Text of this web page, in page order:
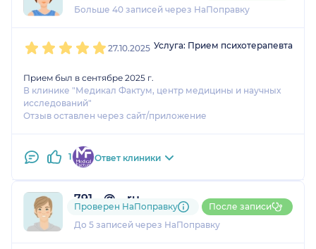
Клинику выбирала по
доктора - по дате записи,
удачно совпали. Прием
прошел без проблем,
несмотря на мое
небольшое опоздание.
Больше 40 записей через НаПоправку
27.10.2025 Услуга: Прием психотерапевта
Прием был в сентябре 2025 г.
В клинике "Медикал Фактум, центр медицины и научных
исследований"
Отзыв оставлен через сайт/приложение
1 Ответ клиники
791....@....ru
1 оценка
До 5 записей через НаПоправку
Проверен НаПоправку После записи